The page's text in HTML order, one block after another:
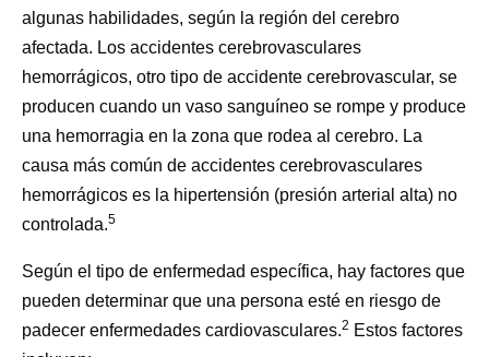
algunas habilidades, según la región del cerebro
afectada. Los accidentes cerebrovasculares
hemorrágicos, otro tipo de accidente cerebrovascular, se
producen cuando un vaso sanguíneo se rompe y produce
una hemorragia en la zona que rodea al cerebro. La
causa más común de accidentes cerebrovasculares
hemorrágicos es la hipertensión (presión arterial alta) no
controlada.5
Según el tipo de enfermedad específica, hay factores que
pueden determinar que una persona esté en riesgo de
padecer enfermedades cardiovasculares.2 Estos factores